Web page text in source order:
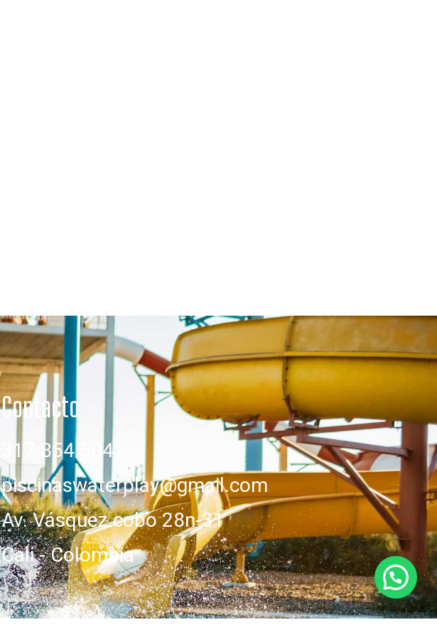
Contacto
317 854 5041
piscinaswaterplay@gmail.com
Av. Vásquez cobo 28n-31
Cali - Colombia